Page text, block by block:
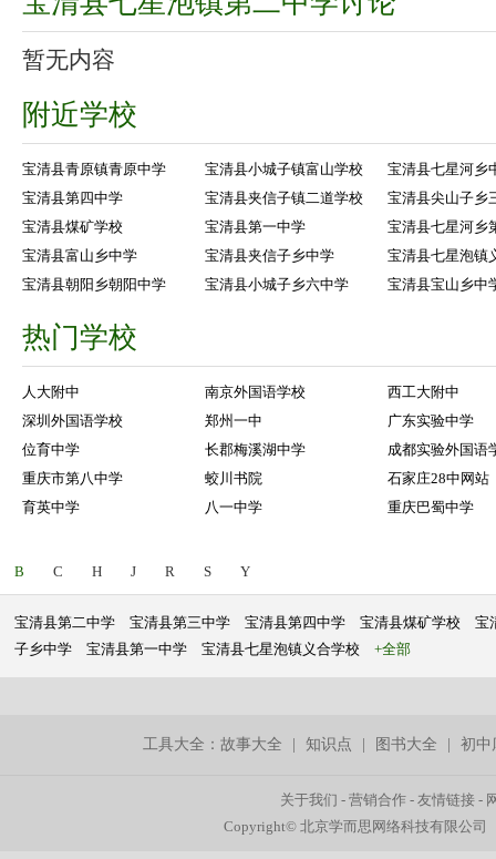
暂无内容
附近学校
宝清县青原镇青原中学 宝清县小城子镇富山学校
宝清县七星河乡
宝清县第四中学
宝清县夹信子镇二道学校
宝清县尖山子乡
宝清县煤矿学校
宝清县第一中学
宝清县七星河乡
宝清县富山乡中学
宝清县夹信子乡中学
宝清县七星泡镇
宝清县朝阳乡朝阳中学
宝清县小城子乡六中学 宝清县宝山乡中
热门学校
人大附中 南京外国语学校
西工大附中
深圳外国语学校
郑州一中
广东实验中学
位育中学
长郡梅溪湖中学
成都实验外国语
重庆市第八中学
蛟川书院
石家庄28中网站
育英中学
八一中学 重庆巴蜀中学
B C H J R S Y
宝清县第二中学 宝清县第三中学 宝清县第四中学 宝清县煤矿学校
宝
子乡中学
宝清县第一中学 宝清县七星泡镇义合学校 +全部
工具大全：故事大全 |知识点 图书大全 |初中
关于我们 -营销合作 -友情链接 -
Copyright© 北京学而思网络科技有限公司